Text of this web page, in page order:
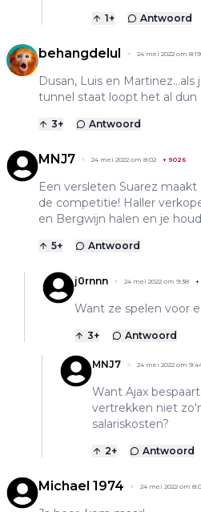
1+ Antwoord
behangdelul 24 mei 2022 om 8:19
Dusan, Luis en
tunnel staat loopt het al dun
3+ Antwoord
MNJ7 24 mei 2022 om 8:02 + 9026
Een versleten Suarez
de competitie! Haller
en Bergwijn halen en je
5+ Antwoord
j0rnnn 24 mei 2022 om 9:38 +
Want ze spelen voor
3+ Antwoord
MNJ7 24 mei 2022 om
Want Ajax
vertrekken niet
salariskosten?
2+ Antwoord
Michael 1974 24 mei 2022 om